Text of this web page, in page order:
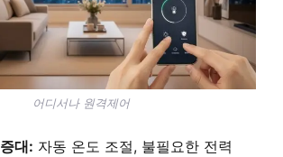
어디서나 원격제어
대: 자동 온도 조절, 불필요한 전력